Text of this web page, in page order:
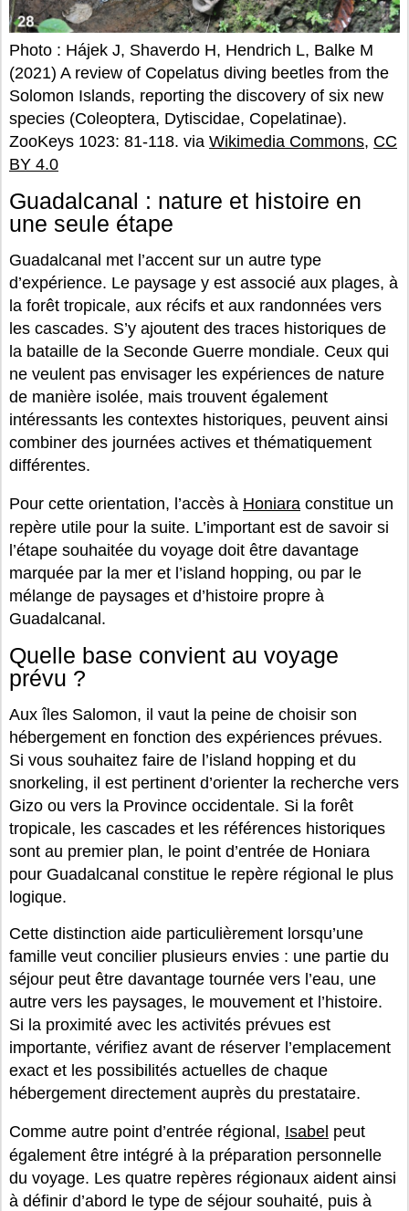
Photo : Hájek J, Shaverdo H, Hendrich L, Balke M
(2021) A review of Copelatus diving beetles from the
Solomon Islands, reporting the discovery of six new
species (Coleoptera, Dytiscidae, Copelatinae).
ZooKeys 1023: 81-118. via Wikimedia Commons, CC
BY 4.0
Guadalcanal : nature et histoire en
une seule étape
Guadalcanal met l’accent sur un autre type
d’expérience. Le paysage y est associé aux plages, à
la forêt tropicale, aux récifs et aux randonnées vers
les cascades. S’y ajoutent des traces historiques de
la bataille de la Seconde Guerre mondiale. Ceux qui
ne veulent pas envisager les expériences de nature
de manière isolée, mais trouvent également
intéressants les contextes historiques, peuvent ainsi
combiner des journées actives et thématiquement
différentes.
Pour cette orientation, l’accès à Honiara constitue un
repère utile pour la suite. L’important est de savoir si
l’étape souhaitée du voyage doit être davantage
marquée par la mer et l’island hopping, ou par le
mélange de paysages et d’histoire propre à
Guadalcanal.
Quelle base convient au voyage
prévu ?
Aux îles Salomon, il vaut la peine de choisir son
hébergement en fonction des expériences prévues.
Si vous souhaitez faire de l’island hopping et du
snorkeling, il est pertinent d’orienter la recherche vers
Gizo ou vers la Province occidentale. Si la forêt
tropicale, les cascades et les références historiques
sont au premier plan, le point d’entrée de Honiara
pour Guadalcanal constitue le repère régional le plus
logique.
Cette distinction aide particulièrement lorsqu’une
famille veut concilier plusieurs envies : une partie du
séjour peut être davantage tournée vers l’eau, une
autre vers les paysages, le mouvement et l’histoire.
Si la proximité avec les activités prévues est
importante, vérifiez avant de réserver l’emplacement
exact et les possibilités actuelles de chaque
hébergement directement auprès du prestataire.
Comme autre point d’entrée régional, Isabel peut
également être intégré à la préparation personnelle
du voyage. Les quatre repères régionaux aident ainsi
à définir d’abord le type de séjour souhaité, puis à